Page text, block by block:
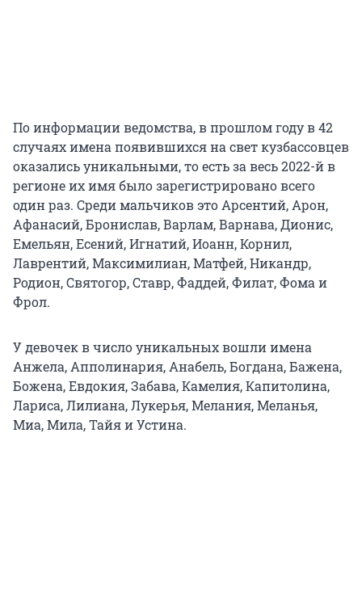
По информации ведомства, в прошлом году в 42
случаях имена появившихся на свет кузбассовцев
оказались уникальными, то есть за весь 2022-й в
регионе их имя было зарегистрировано всего
один раз. Среди мальчиков это Арсентий, Арон,
Афанасий, Бронислав, Варлам, Варнава, Дионис,
Емельян, Есений, Игнатий, Иоанн, Корнил,
Лаврентий, Максимилиан, Матфей, Никандр,
Родион, Святогор, Ставр, Фаддей, Филат, Фома и
Фрол.
У девочек в число уникальных вошли имена
Анжела, Апполинария, Анабель, Богдана, Бажена,
Божена, Евдокия, Забава, Камелия, Капитолина,
Лариса, Лилиана, Лукерья, Мелания, Меланья,
Миа, Мила, Тайя и Устина.